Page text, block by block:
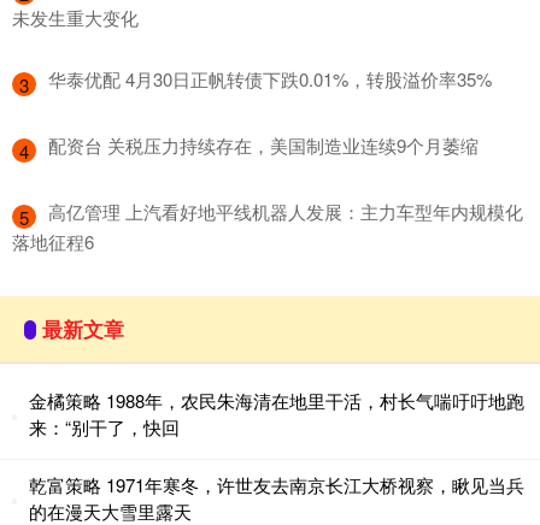
未发生重大变化
3 ​华泰优配 4月30日正帆转债下跌0.01%，转股溢价率35%
4 ​配资台 关税压力持续存在，美国制造业连续9个月萎缩
5
​高亿管理 上汽看好地平线机器人发展：主力车型年内规模化
落地征程6
最新文章
金橘策略 1988年，农民朱海清在地里干活，村长气喘吁吁地跑
来：“别干了，快回
乾富策略 1971年寒冬，许世友去南京长江大桥视察，瞅见当兵
的在漫天大雪里露天